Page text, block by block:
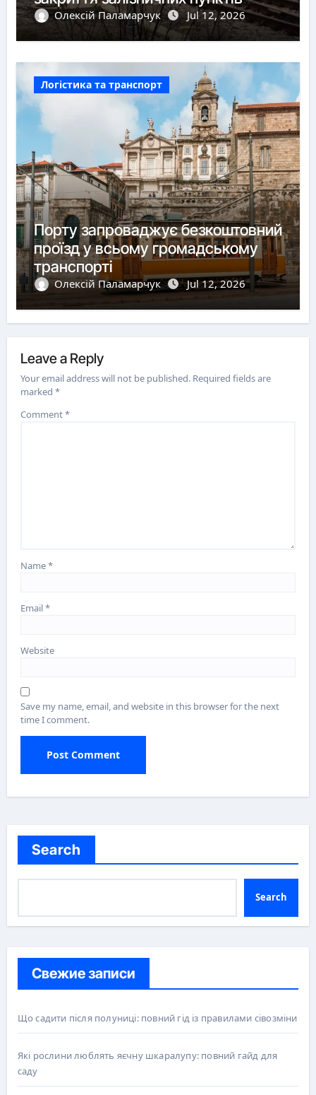
пропуску
Олексій Паламарчук Jul 12, 2026
Логістика та транспорт
Порту запроваджує безкоштовний
проїзд у всьому громадському
транспорті
Олексій Паламарчук Jul 12, 2026
Leave a Reply
Your email address will not be published. Required fields are
marked*
Comment*
Name*
Email*
Website
Save my name, email, and website in this browser for the next
time I comment.
Search
Search
Свежие записи
Що садити після полуниці: повний гід із правилами сівозміни
Які рослини люблять яєчну шкаралупу: повний гайд для
саду